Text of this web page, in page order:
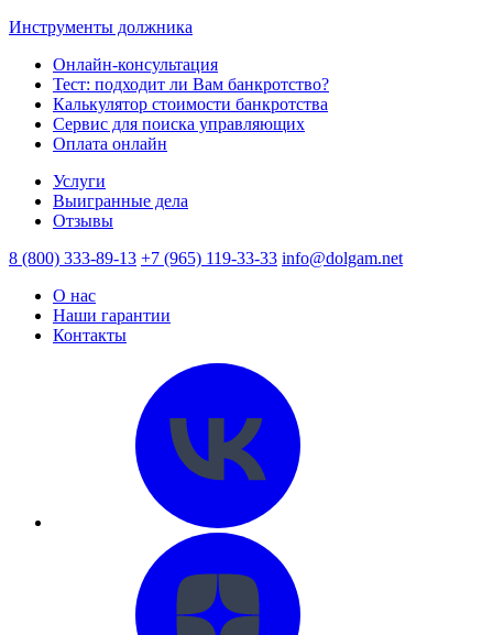
Инструменты должника
Онлайн-консультация
Тест: подходит ли Вам банкротство?
Калькулятор стоимости банкротства
Сервис для поиска управляющих
Оплата онлайн
Услуги
Выигранные дела
Отзывы
8 (800) 333-89-13 +7 (965) 119-33-33 info@dolgam.net
О нас
Наши гарантии
Контакты